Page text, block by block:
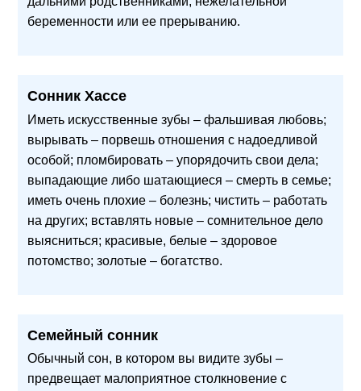
беременности или ее прерыванию.
Сонник Хассе
Иметь искусственные зубы – фальшивая любовь;
вырывать – порвешь отношения с надоедливой
особой; пломбировать – упорядочить свои дела;
выпадающие либо шатающиеся – смерть в семье;
иметь очень плохие – болезнь; чистить – работать
на других; вставлять новые – сомнительное дело
выясниться; красивые, белые – здоровое
потомство; золотые – богатство.
Семейный сонник
Обычный сон, в котором вы видите зубы –
предвещает малоприятное столкновение с